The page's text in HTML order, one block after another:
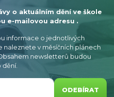
o aktuálním dění ve škole
e-mailovou adresu .
informace o jednotlivých
naleznete v měsíčních plánech
newsletterů budou
dění.
ODEBÍRAT